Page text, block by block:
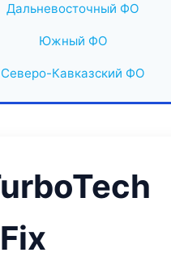
Дальневосточный ФО
Южный ФО
Северо-Кавказский ФО